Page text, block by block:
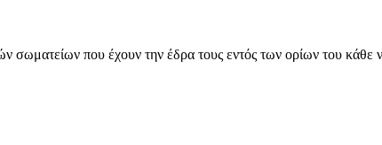
σωματείων που έχουν την έδρα τους εντός των ορίων του κάθε